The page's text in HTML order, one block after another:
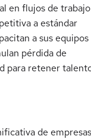
en flujos de trabajo
a estándar
a sus equipos
pérdida de
para retener
de empresas